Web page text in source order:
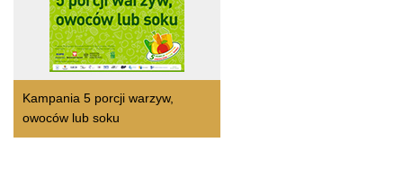
Kampania 5 porcji warzyw,
owoców lub soku